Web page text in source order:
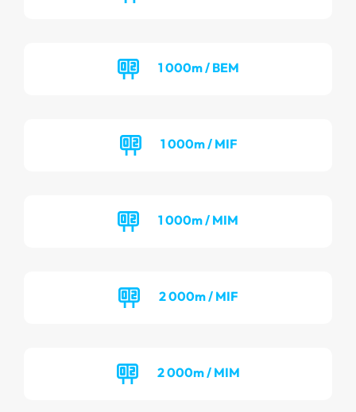
1 000m / BEM
1 000m / MIF
1 000m / MIM
2 000m / MIF
2 000m / MIM